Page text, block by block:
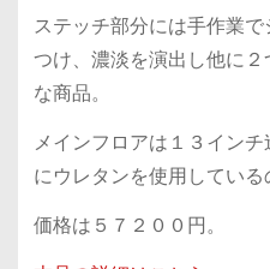
ステッチ部分には手作業
つけ、濃淡を演出し他に
な商品。
メインフロアは１３イン
にウレタンを使用している
価格は５７２００円。